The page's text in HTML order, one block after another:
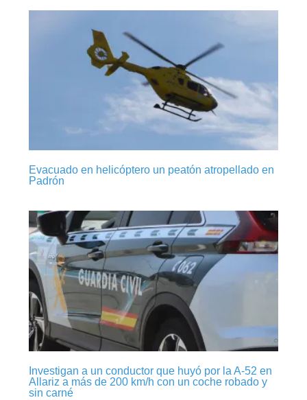
Evacuado en helicóptero un peatón atropellado en
Padrón
Investigan a un conductor que huyó por la A-52 en
Allariz a más de 200 km/h con un coche robado y
sin carné